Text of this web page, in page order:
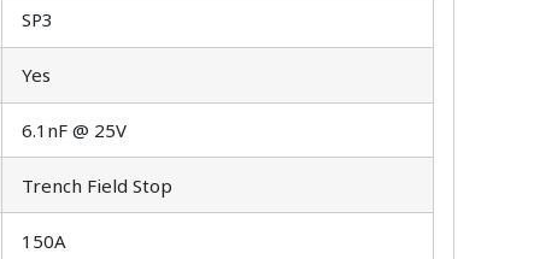
SP3
Yes
6.1nF @ 25V
Trench Field Stop
150A